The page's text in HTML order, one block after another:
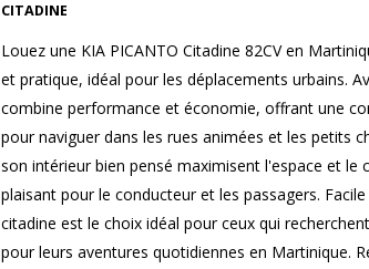
CITADINE
Louez une KIA PICANTO Citadine 82CV en
et pratique, idéal pour les déplacements urbains.
combine performance et économie, offrant une
pour naviguer dans les rues animées et les petits
son intérieur bien pensé maximisent l'espace et
plaisant pour le conducteur et les passagers.
citadine est le choix idéal pour ceux qui
pour leurs aventures quotidiennes en Martinique.